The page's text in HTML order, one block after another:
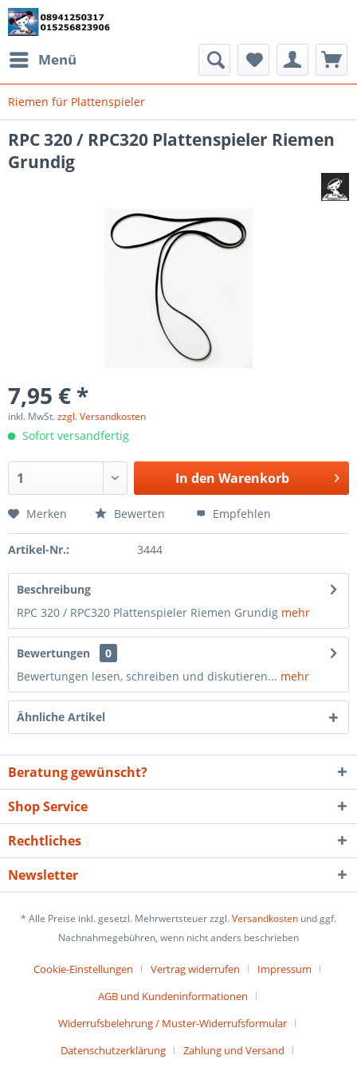
Menü
Riemen für Plattenspieler
RPC 320 / RPC320 Plattenspieler Riemen
Grundig
7,95 € *
inkl. MwSt.zzgl. Versandkosten
Sofort versandfertig
In den Warenkorb
Merken Bewerten Empfehlen
Artikel-Nr.: 3444
Beschreibung
RPC 320 / RPC320 Plattenspieler Riemen Grundig mehr
Bewertungen
0
Bewertungen lesen, schreiben und diskutieren... mehr
Ähnliche Artikel
Beratung gewünscht?
Shop Service
Rechtliches
Newsletter
* Alle Preise inkl. gesetzl. Mehrwertsteuer zzgl.Versandkosten und ggf.
Nachnahmegebühren, wenn nicht anders beschrieben
Cookie-Einstellungen Vertrag widerrufen
Impressum
AGB und Kundeninformationen
Widerrufsbelehrung / Muster-Widerrufsformular
Datenschutzerklärung
Zahlung und Versand